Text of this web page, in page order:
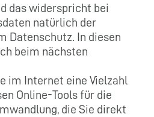
das widerspricht bei
natürlich der
Datenschutz. In diesen
beim nächsten
im Internet eine Vielzahl
Online-Tools für die
die Sie direkt